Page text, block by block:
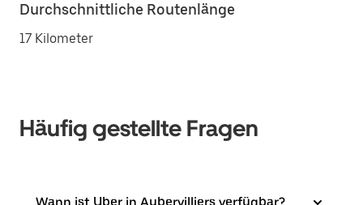
Durchschnittliche Routenlänge
17 Kilometer
Häufig gestellte Fragen